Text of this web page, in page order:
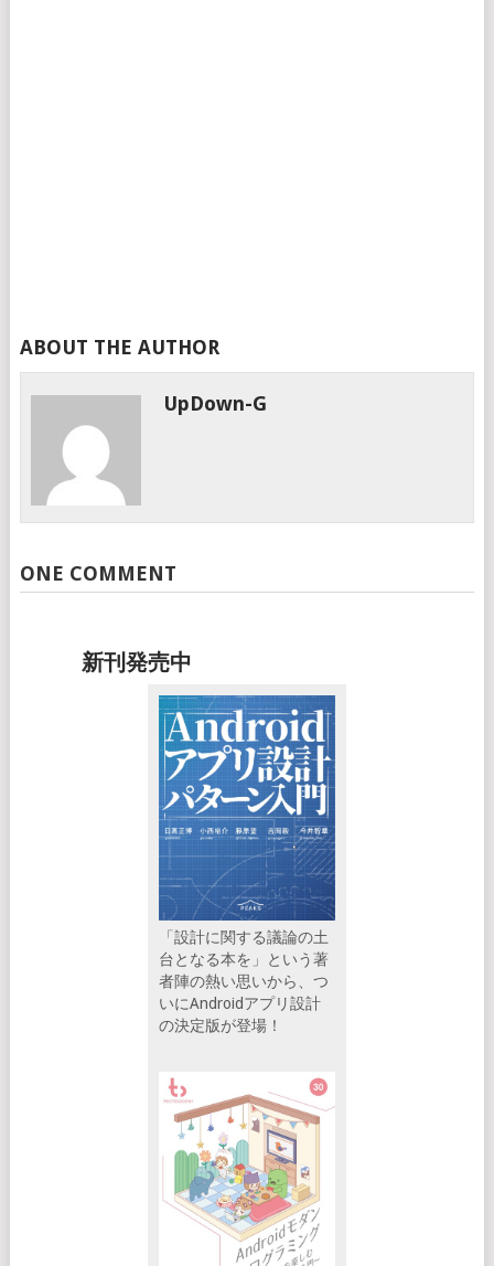
ABOUT THE AUTHOR
UpDown-G
ONE COMMENT
新刊発売中
「設計に関する議論の土
台となる本を」という著
者陣の熱い思いから、つ
いにAndroidアプリ設計
の決定版が登場！